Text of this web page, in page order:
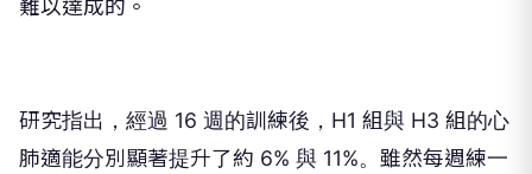
難以達成的。
研究指出，經過 16 週的訓練後，H1 組與 H3 組的心
肺適能分別顯著提升了約 6% 與 11%。雖然每週練一